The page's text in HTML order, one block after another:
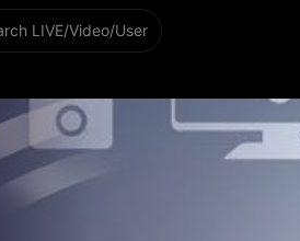
LIVE/Video/User